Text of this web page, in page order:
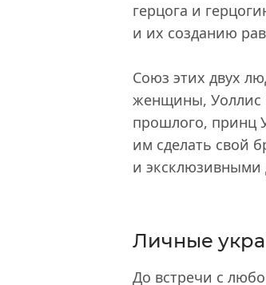
герцога и
и их созданию
Союз этих двух
женщины, Уоллис
прошлого, принц
им сделать свой
и эксклюзивными
Личные
До встречи с